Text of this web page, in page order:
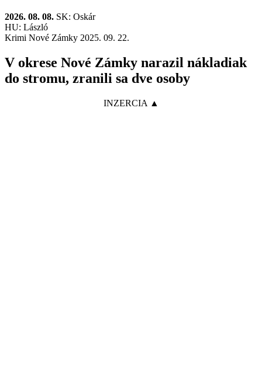
2026. 08. 08. SK: Oskár
HU: László
Krimi Nové Zámky 2025. 09. 22.
V okrese Nové Zámky narazil nákladiak
do stromu, zranili sa dve osoby
INZERCIA ▲